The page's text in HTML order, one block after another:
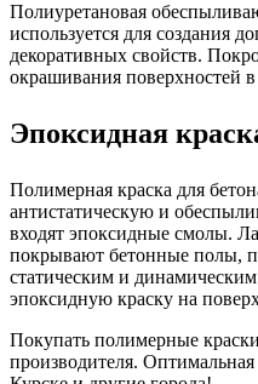
Полиуретановая
используется для создания
декоративных свойств.
окрашивания поверхностей
Эпоксидная
Полимерная краска для
антистатическую и
входят эпоксидные смолы.
покрывают бетонные полы,
статическим и
эпоксидную краску на
Покупать полимерные
производителя. Оптимальная